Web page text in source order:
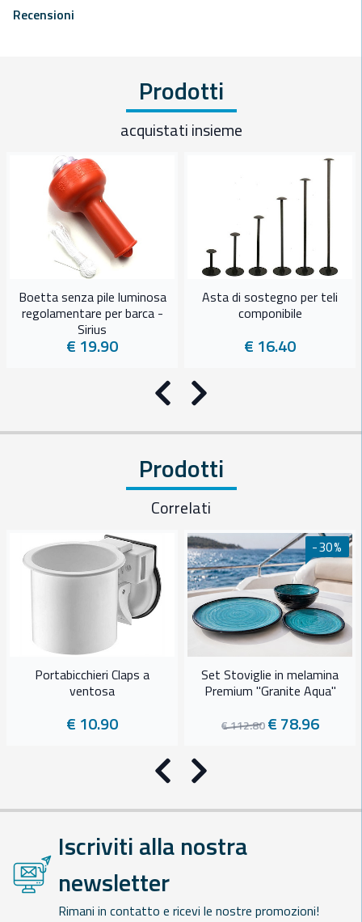
Recensioni
Prodotti
acquistati insieme
Boetta senza pile luminosa
regolamentare per barca -
Sirius
€ 19.90
Asta di sostegno per teli
componibile
€ 16.40
Precedente
Successivo
Prodotti
Correlati
Portabicchieri Claps a
ventosa
€ 10.90
Set Stoviglie in melamina
Premium "Granite Aqua"
€ 112.80€ 78.96
-30%
Precedente
Successivo
Iscriviti alla nostra
newsletter
Rimani in contatto e ricevi le nostre promozioni!